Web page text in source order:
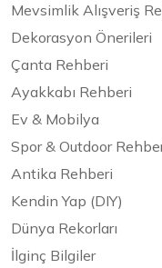
Mevsimlik Alışveriş
Dekorasyon Önerileri
Çanta Rehberi
Ayakkabı Rehberi
Ev & Mobilya
Spor & Outdoor
Antika Rehberi
Kendin Yap (DIY)
Dünya Rekorları
İlginç Bilgiler